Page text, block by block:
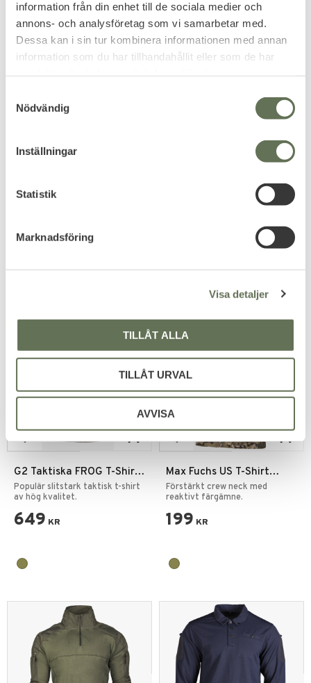
information från din enhet till de sociala medier och
annons- och analysföretag som vi samarbetar med.
Dessa kan i sin tur kombinera informationen med annan
information som du har tillhandahållit eller som de har
Nödvändig
Inställningar
Statistik
Marknadsföring
Visa detaljer
TILLÅT ALLA
TILLÅT URVAL
AVVISA
Lägg till i favoriter
Bra material blandning gör den
Lägg till i favoriter
Pullover med högstängande,
tjock krage med dragkedja.
FAVORIT
Lägg till i favoriter
G2 Taktiska FROG T-Shirt
Långärmad
Populär slitstark taktisk t-shirt
av hög kvalitet.
649 KR
Lägg till i favoriter
Max Fuchs US T-Shirt
Kortärmad
Förstärkt crew neck med
reaktivt färgämne.
199 KR